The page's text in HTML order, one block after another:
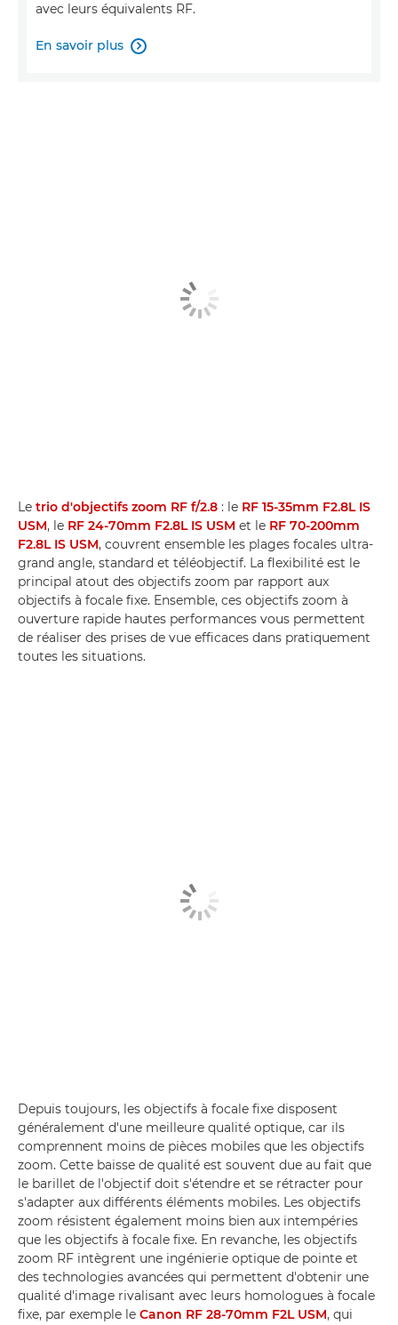
avec leurs équivalents RF.
En savoir plus 
Le trio d'objectifs zoom RF f/2.8 : le RF 15-35mm F2.8L IS
USM, le RF 24-70mm F2.8L IS USM et le RF 70-200mm
F2.8L IS USM, couvrent ensemble les plages focales ultra-
grand angle, standard et téléobjectif. La flexibilité est le
principal atout des objectifs zoom par rapport aux
objectifs à focale fixe. Ensemble, ces objectifs zoom à
ouverture rapide hautes performances vous permettent
de réaliser des prises de vue efficaces dans pratiquement
toutes les situations.
Depuis toujours, les objectifs à focale fixe disposent
généralement d'une meilleure qualité optique, car ils
comprennent moins de pièces mobiles que les objectifs
zoom. Cette baisse de qualité est souvent due au fait que
le barillet de l'objectif doit s'étendre et se rétracter pour
s'adapter aux différents éléments mobiles. Les objectifs
zoom résistent également moins bien aux intempéries
que les objectifs à focale fixe. En revanche, les objectifs
zoom RF intègrent une ingénierie optique de pointe et
des technologies avancées qui permettent d'obtenir une
qualité d'image rivalisant avec leurs homologues à focale
fixe, par exemple le Canon RF 28-70mm F2L USM, qui